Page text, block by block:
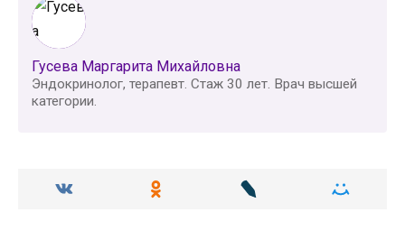
Гусева Маргарита Михайловна
Эндокринолог, терапевт. Стаж 30 лет. Врач высшей
категории.